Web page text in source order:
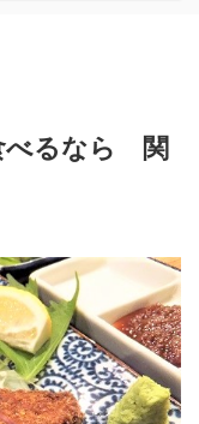
べるなら 関